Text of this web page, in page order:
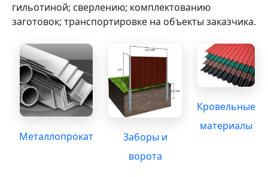
гильотиной; сверлению; комплектованию
заготовок; транспортировке на объекты заказчика.
Металлопрокат
Заборы и
ворота
Кровельные
материалы